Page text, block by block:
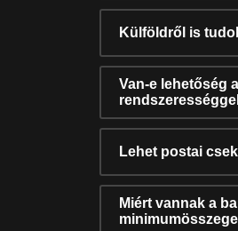
Külföldről is
Van-e lehetőség
Lehet postai
Miért vannak a